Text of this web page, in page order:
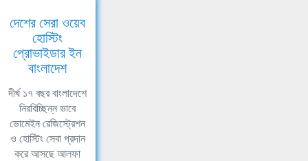
দেশের সেরা ওয়েব
হোস্টিং
প্রোভাইডার ইন
বাংলাদেশ
দীর্ঘ ১৭ বছর বাংলাদেশে
নিরবিচ্ছিন্ন ভাবে
ডোমেইন রেজিস্ট্রেশন
ও হোস্টিং সেবা প্রদান
করে আসছে আলফা